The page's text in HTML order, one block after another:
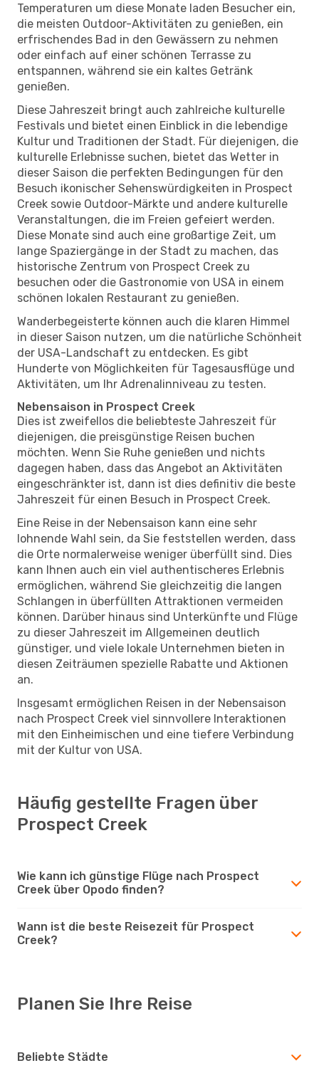
Temperaturen um diese Monate laden Besucher ein,
die meisten Outdoor-Aktivitäten zu genießen, ein
erfrischendes Bad in den Gewässern zu nehmen
oder einfach auf einer schönen Terrasse zu
entspannen, während sie ein kaltes Getränk
genießen.
Diese Jahreszeit bringt auch zahlreiche kulturelle
Festivals und bietet einen Einblick in die lebendige
Kultur und Traditionen der Stadt. Für diejenigen, die
kulturelle Erlebnisse suchen, bietet das Wetter in
dieser Saison die perfekten Bedingungen für den
Besuch ikonischer Sehenswürdigkeiten in Prospect
Creek sowie Outdoor-Märkte und andere kulturelle
Veranstaltungen, die im Freien gefeiert werden.
Diese Monate sind auch eine großartige Zeit, um
lange Spaziergänge in der Stadt zu machen, das
historische Zentrum von Prospect Creek zu
besuchen oder die Gastronomie von USA in einem
schönen lokalen Restaurant zu genießen.
Wanderbegeisterte können auch die klaren Himmel
in dieser Saison nutzen, um die natürliche Schönheit
der USA-Landschaft zu entdecken. Es gibt
Hunderte von Möglichkeiten für Tagesausflüge und
Aktivitäten, um Ihr Adrenalinniveau zu testen.
Nebensaison in Prospect Creek
Dies ist zweifellos die beliebteste Jahreszeit für
diejenigen, die preisgünstige Reisen buchen
möchten. Wenn Sie Ruhe genießen und nichts
dagegen haben, dass das Angebot an Aktivitäten
eingeschränkter ist, dann ist dies definitiv die beste
Jahreszeit für einen Besuch in Prospect Creek.
Eine Reise in der Nebensaison kann eine sehr
lohnende Wahl sein, da Sie feststellen werden, dass
die Orte normalerweise weniger überfüllt sind. Dies
kann Ihnen auch ein viel authentischeres Erlebnis
ermöglichen, während Sie gleichzeitig die langen
Schlangen in überfüllten Attraktionen vermeiden
können. Darüber hinaus sind Unterkünfte und Flüge
zu dieser Jahreszeit im Allgemeinen deutlich
günstiger, und viele lokale Unternehmen bieten in
diesen Zeiträumen spezielle Rabatte und Aktionen
an.
Insgesamt ermöglichen Reisen in der Nebensaison
nach Prospect Creek viel sinnvollere Interaktionen
mit den Einheimischen und eine tiefere Verbindung
mit der Kultur von USA.
Häufig gestellte Fragen über
Prospect Creek
Wie kann ich günstige Flüge nach Prospect
Creek über Opodo finden?
Wann ist die beste Reisezeit für Prospect
Creek?
Planen Sie Ihre Reise
Beliebte Städte